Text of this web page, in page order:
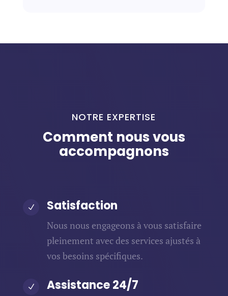
NOTRE EXPERTISE
Comment nous vous
accompagnons
N Satisfaction
Nous nous engageons à vous satisfaire
pleinement avec des services ajustés à
vos besoins spécifiques.
N Assistance 24/7